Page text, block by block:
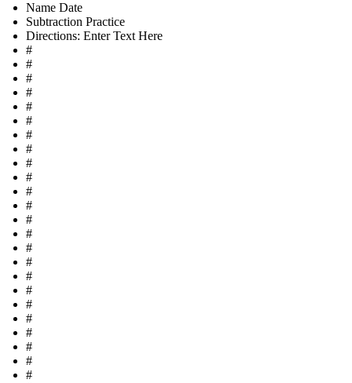
Name Date
Subtraction Practice
Directions: Enter Text Here
#
#
#
#
#
#
#
#
#
#
#
#
#
#
#
#
#
#
#
#
#
#
#
#